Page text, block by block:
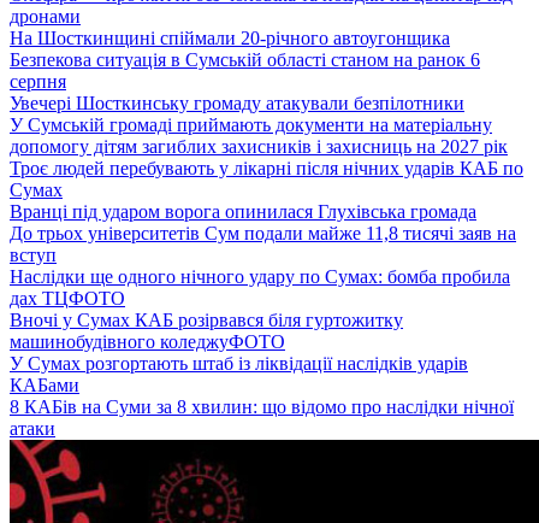
дронами
На Шосткинщині спіймали 20-річного автоугонщика
Безпекова ситуація в Сумській області станом на ранок 6
серпня
Увечері Шосткинську громаду атакували безпілотники
У Сумській громаді приймають документи на матеріальну
допомогу дітям загиблих захисників і захисниць на 2027 рік
Троє людей перебувають у лікарні після нічних ударів КАБ по
Сумах
Вранці під ударом ворога опинилася Глухівська громада
До трьох університетів Сум подали майже 11,8 тисячі заяв на
вступ
Наслідки ще одного нічного удару по Сумах: бомба пробила
дах ТЦФОТО
Вночі у Сумах КАБ розірвався біля гуртожитку
машинобудівного коледжуФОТО
У Сумах розгортають штаб із ліквідації наслідків ударів
КАБами
8 КАБів на Суми за 8 хвилин: що відомо про наслідки нічної
атаки